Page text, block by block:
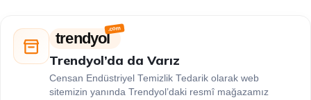
trendyol
Trendyol’da da Varız
Censan Endüstriyel Temizlik Tedarik olarak web
sitemizin yanında Trendyol’daki resmî mağazamız